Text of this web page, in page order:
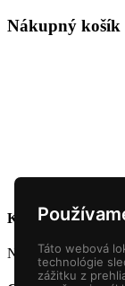
Táto webová
technológie
zážitku z
Nákupný košík
Krajina dodania
Na základe krajiny